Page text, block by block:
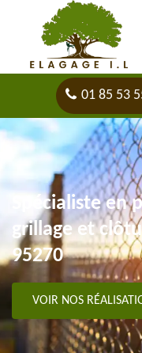
01 85 53
Spécialiste en
grillage et
95270
VOIR NOS